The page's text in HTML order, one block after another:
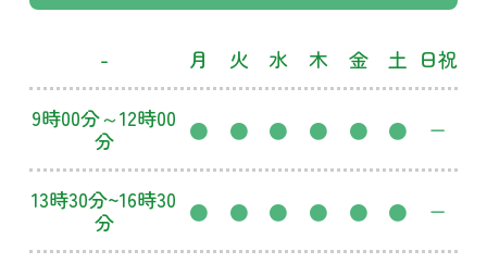
- 月 火 水 木 金 土 日祝
9時00分～12時00
分
● ● ● ● ● ● ー
13時30分~16時30
分
● ● ● ● ● ● ー